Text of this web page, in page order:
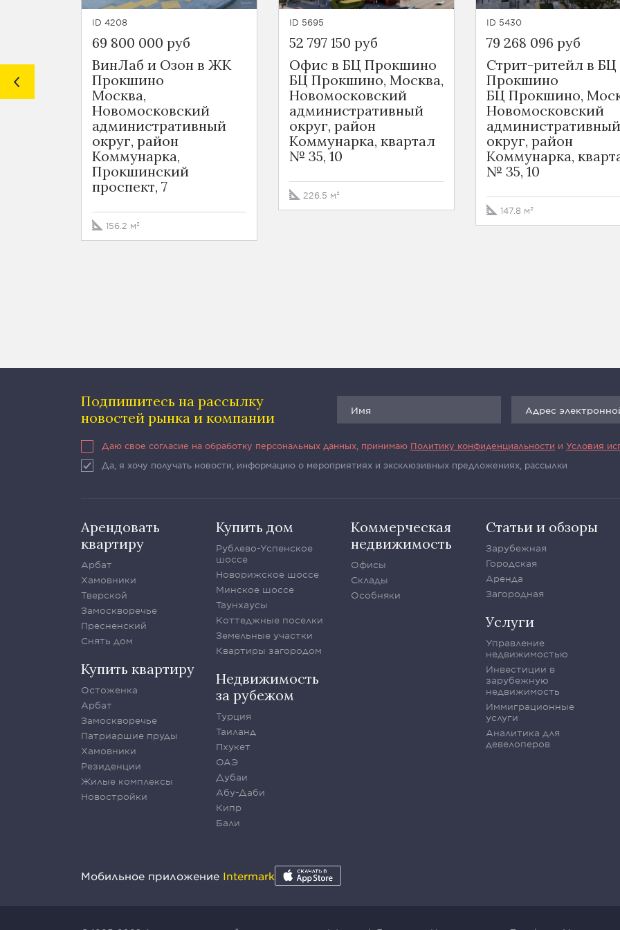
ID 4208
69 800 000 руб
ВинЛаб и Озон в ЖК
Прокшино
Москва,
Новомосковский
административный
округ, район
Коммунарка,
Прокшинский
проспект, 7
156.2 м²
ID 5695
52 797 150 руб
Офис в БЦ Прокшино
БЦ Прокшино, Москва,
Новомосковский
административный
округ, район
Коммунарка, квартал
№ 35, 10
226.5 м²
ID 5430
79 268 096 руб
Стрит-ритейл в БЦ
Прокшино
БЦ Прокшино,
Новомосковский
административный
округ, район
Коммунарка,
№ 35, 10
147.8 м²
Подпишитесь на рассылку
новостей рынка и компании
Даю свое согласие на обработку персональных данных, принимаю Политику конфиденциальности и Условия
Да, я хочу получать новости, информацию о мероприятиях и эксклюзивных предложениях, рассылки
Арендовать
квартиру
Арбат
Хамовники
Тверской
Замоскворечье
Пресненский
Снять дом
Купить квартиру
Остоженка
Арбат
Замоскворечье
Патриаршие пруды
Хамовники
Резиденции
Жилые комплексы
Новостройки
Купить дом
Рублево-Успенское
шоссе
Новорижское шоссе
Минское шоссе
Таунхаусы
Коттеджные поселки
Земельные участки
Квартиры загородом
Недвижимость
за рубежом
Турция
Таиланд
Пхукет
ОАЭ
Дубаи
Абу-Даби
Кипр
Бали
Коммерческая
недвижимость
Офисы
Склады
Особняки
Статьи и обзоры
Зарубежная
Городская
Аренда
Загородная
Услуги
Управление
недвижимостью
Инвестиции в
зарубежную
недвижимость
Иммиграционные
услуги
Аналитика для
девелоперов
Мобильное приложение Intermark